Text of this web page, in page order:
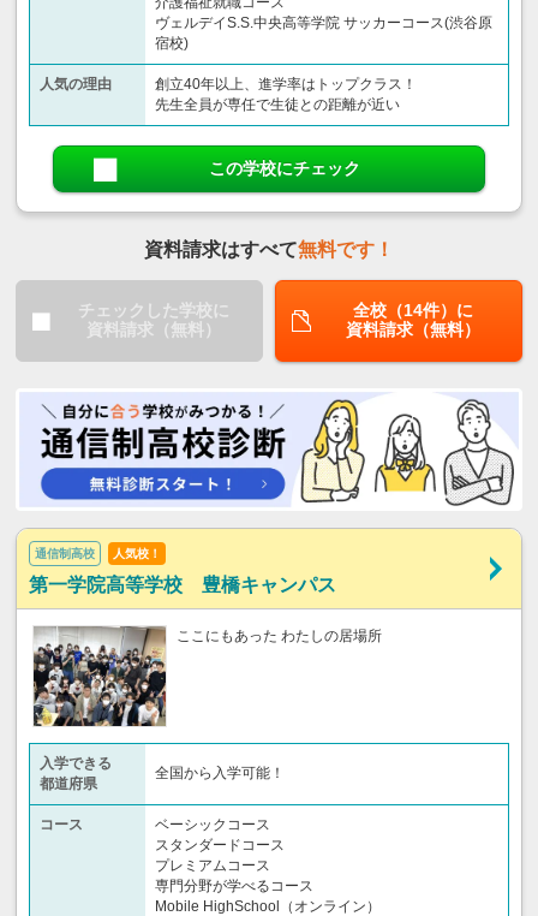
ヴェルデイS.S.中央高等学院 サッカーコース(渋谷原
宿校)
人気の理由
創立40年以上、進学率はトップクラス！
先生全員が専任で生徒との距離が近い
この学校にチェック
資料請求はすべて無料です！
チェックした学校に
資料請求（無料）
全校（14件）に
資料請求（無料）
通信制高校 人気校！
第一学院高等学校 豊橋キャンパス
ここにもあった わたしの居場所
入学できる
都道府県
全国から入学可能！
コース
ベーシックコース
スタンダードコース
プレミアムコース
専門分野が学べるコース
Mobile HighSchool（オンライン）